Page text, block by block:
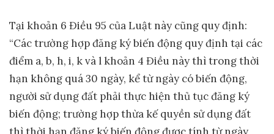
Tại khoản 6 Điều 95 của Luật này cũng quy định:
“Các trường hợp đăng ký biến động quy định tại các
điểm a, b, h, i, k và l khoản 4 Điều này thì trong thời
hạn không quá 30 ngày, kể từ ngày có biến động,
người sử dụng đất phải thực hiện thủ tục đăng ký
biến động; trường hợp thừa kế quyền sử dụng đất